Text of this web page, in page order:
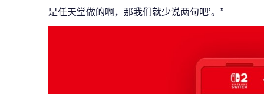
是任天堂做的啊，那我们就少说两句吧’。”